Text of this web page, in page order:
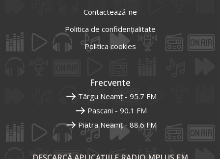
Contactează-ne
Politica de confidențialitate
Politica cookies
Frecvente
Târgu Neamț - 95.7 FM
Pascani - 90.1 FM
Piatra Neamț - 88.6 FM